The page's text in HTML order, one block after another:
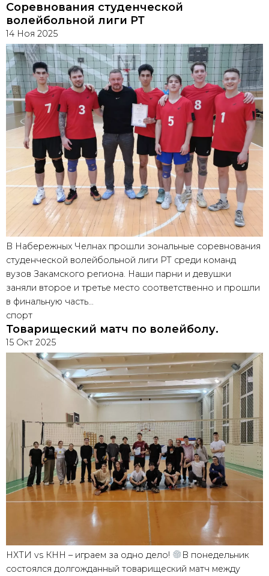
Соревнования студенческой
волейбольной лиги РТ
14 Ноя 2025
В Набережных Челнах прошли зональные соревнования
студенческой волейбольной лиги РТ среди команд
вузов Закамского региона. Наши парни и девушки
заняли второе и третье место соответственно и прошли
в финальную часть…
спорт
Товарищеский матч по волейболу.
15 Окт 2025
НХТИ vs КНН – играем за одно дело!
В понедельник
состоялся долгожданный товарищеский матч между